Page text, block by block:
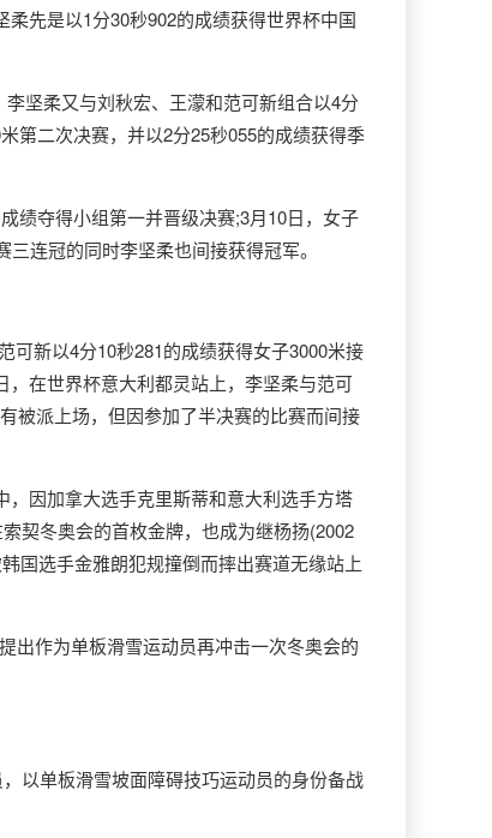
先是以1分30秒902的成绩获得世界杯中国
坚柔又与刘秋宏、王濛和范可新组合以4分
第二次决赛，并以2分25秒055的成绩获得季
绩夺得小组第一并晋级决赛;3月10日，女子
连冠的同时李坚柔也间接获得冠军。
新以4分10秒281的成绩获得女子3000米接
，在世界杯意大利都灵站上，李坚柔与范可
被派上场，但因参加了半决赛的比赛而间接
因加拿大选手克里斯蒂和意大利选手方塔
契冬奥会的首枚金牌，也成为继杨扬(2002
国选手金雅朗犯规撞倒而摔出赛道无缘站上
作为单板滑雪运动员再冲击一次冬奥会的
以单板滑雪坡面障碍技巧运动员的身份备战